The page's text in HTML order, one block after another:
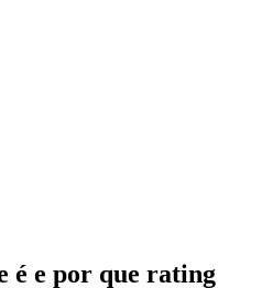
é e por que rating